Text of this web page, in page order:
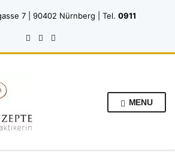
7 | 90402 Nürnberg | Tel. 0911
MENU